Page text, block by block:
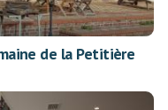
de la Petitière